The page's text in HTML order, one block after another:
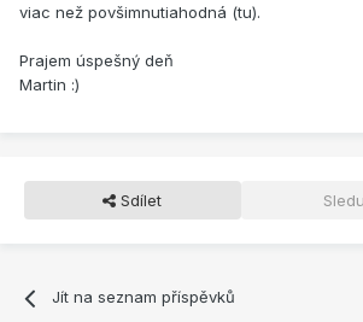
viac než povšimnutiahodná (tu).
Prajem úspešný deň
Martin :)
Sdílet
Jít na seznam příspěvků